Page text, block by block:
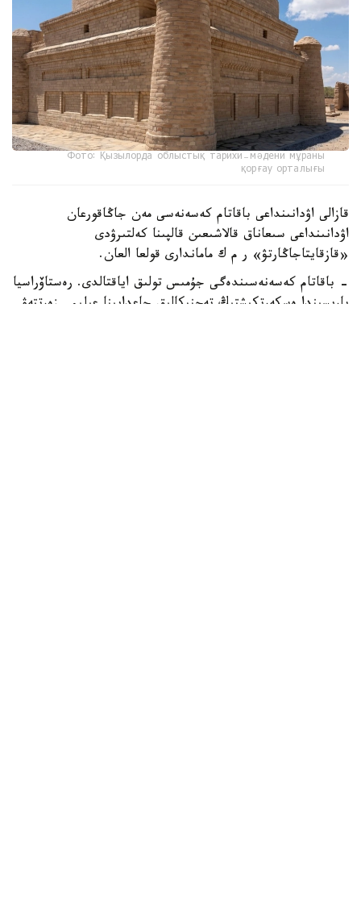
Фото: Қызылорда облыстық тарихи-мәдени мұраны
қорғау орталығы
قازالى اۋدانىنداعى باقاتام كەسەنەسى مەن جاڭاقورعان
اۋدانىنداعى سىعاناق قالاشىعىن قالپىنا كەلتىرۋدى
«قازقايتاجاڭارتۋ» ر م ك ماماندارى قولعا العان.
- باقاتام كەسەنەسىندەگى جۇمىس تولىق اياقتالدى. رەستاۆراسيا
بارىسىندا ەسكەرتكىشتىڭ تەحنيكالىق جاعدايىنا عىلىمي زەرتتەۋ